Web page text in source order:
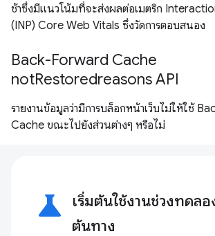
ช้าซึ่งมีแนวโน้มที่จะส่งผลต่อเมตริก
(INP) Core Web Vitals ซึ่งวัดการตอบสนอง
Back-Forward Cache
notRestoredreasons API
รายงานข้อมูลว่ามีการบล็อกหน้าเว็บไม่ให้ใช้
Cache ขณะไปยังส่วนต่างๆ หรือไม่
science
เริ่มต้นใช้งานช่วงทดลอ
ต้นทาง